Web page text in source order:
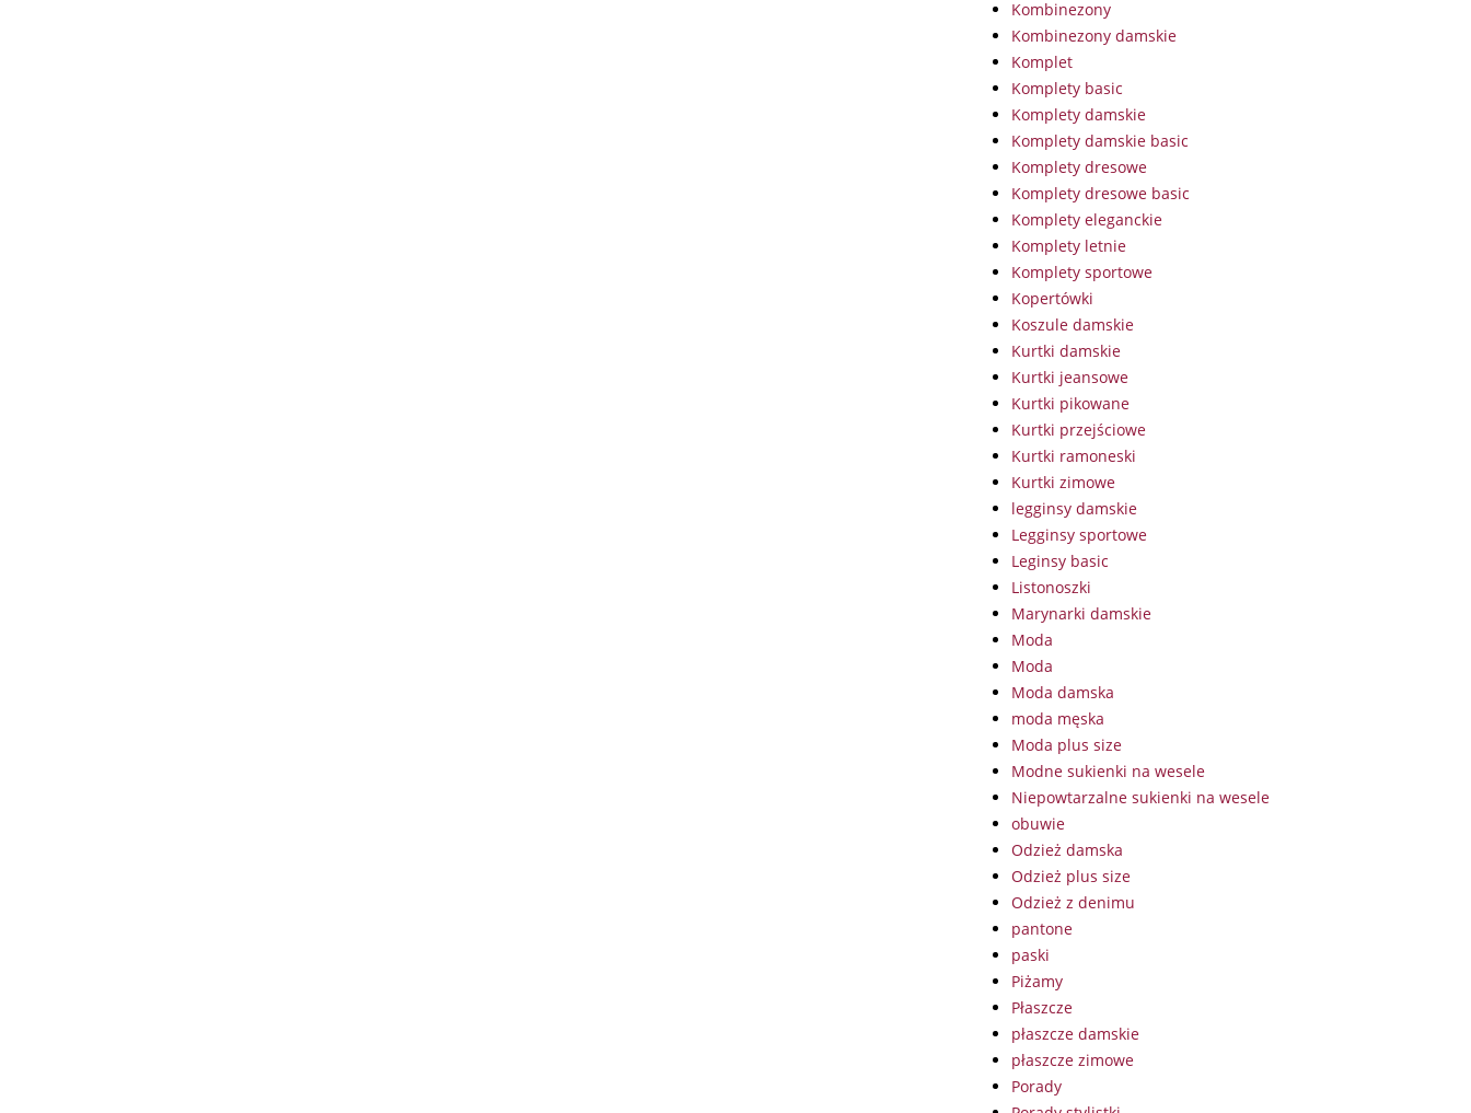
Kombinezony
Kombinezony damskie
Komplet
Komplety basic
Komplety damskie
Komplety damskie basic
Komplety dresowe
Komplety dresowe basic
Komplety eleganckie
Komplety letnie
Komplety sportowe
Kopertówki
Koszule damskie
Kurtki damskie
Kurtki jeansowe
Kurtki pikowane
Kurtki przejściowe
Kurtki ramoneski
Kurtki zimowe
legginsy damskie
Legginsy sportowe
Leginsy basic
Listonoszki
Marynarki damskie
Moda
Moda
Moda damska
moda męska
Moda plus size
Modne sukienki na wesele
Niepowtarzalne sukienki na wesele
obuwie
Odzież damska
Odzież plus size
Odzież z denimu
pantone
paski
Piżamy
Płaszcze
płaszcze damskie
płaszcze zimowe
Porady